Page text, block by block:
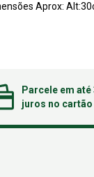
Aprox:
Parcele em até
juros no cartão